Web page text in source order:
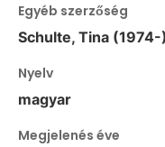
Egyéb szerzőség
Schulte, Tina
Nyelv
magyar
Megjelenés éve